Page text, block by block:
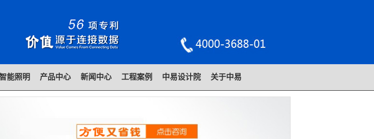
能照明 产品中心 新闻中心 工程案例 中易设计院 关于中易